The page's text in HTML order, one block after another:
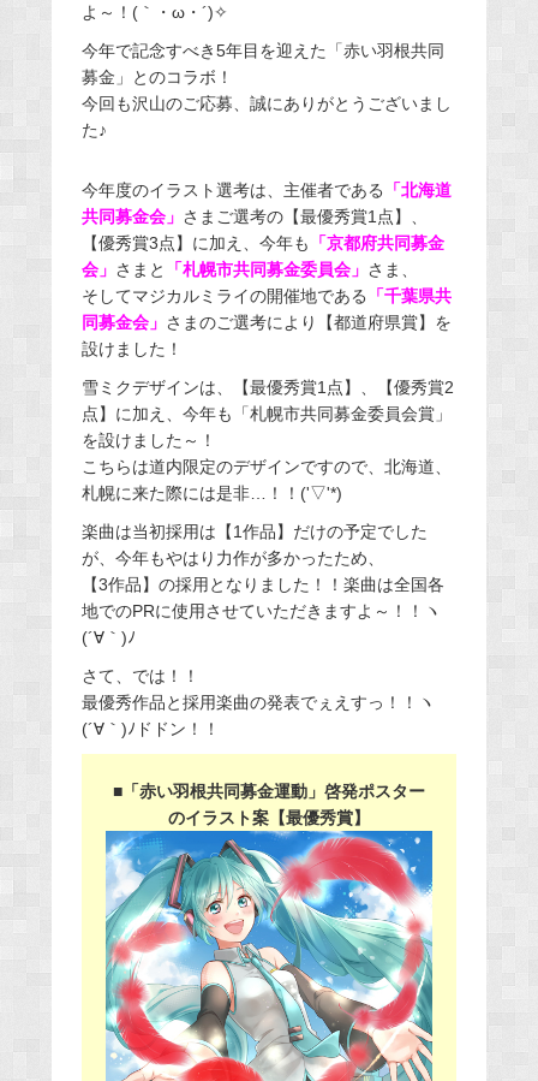
よ～！(｀・ω・´)✧
今年で記念すべき5年目を迎えた「赤い羽根共同
募金」とのコラボ！
今回も沢山のご応募、誠にありがとうございまし
た♪
今年度のイラスト選考は、主催者である 「北海道
共同募金会」 さまご選考の【最優秀賞1点】、
【優秀賞3点】に加え、今年も 「京都府共同募金
会」 さまと 「札幌市共同募金委員会」 さま、
そしてマジカルミライの開催地である 「千葉県共
同募金会」 さまのご選考により【都道府県賞】を
設けました！
雪ミクデザインは、【最優秀賞1点】、【優秀賞2
点】に加え、今年も「札幌市共同募金委員会賞」
を設けました～！
こちらは道内限定のデザインですので、北海道、
札幌に来た際には是非…！！('▽'*)
楽曲は当初採用は【1作品】だけの予定でした
が、今年もやはり力作が多かったため、
【3作品】の採用となりました！！楽曲は全国各
地でのPRに使用させていただきますよ～！！ヽ
(´∀｀)ﾉ
さて、では！！
最優秀作品と採用楽曲の発表でぇえすっ！！ヽ
(´∀｀)ﾉドドン！！
■「赤い羽根共同募金運動」啓発ポスター
のイラスト案【最優秀賞】